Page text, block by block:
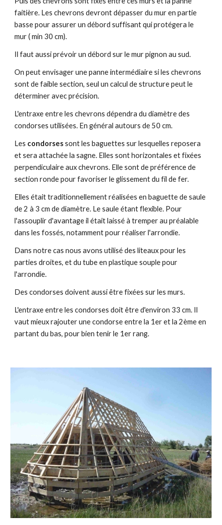
faitière. Les chevrons devront dépasser du mur en partie
basse pour assurer un débord suffisant qui protégera le
mur ( min 30 cm).
Il faut aussi prévoir un débord sur le mur pignon au sud.
On peut envisager une panne intermédiaire si les chevrons
sont de faible section, seul un calcul de structure peut le
déterminer avec précision.
L'entraxe entre les chevrons dépendra du diamètre des
condorses utilisées. En général autours de 50 cm.
Les condorsessont les baguettes sur lesquelles reposera
et sera attachée la sagne. Elles sont horizontales et fixées
perpendiculaire aux chevrons. Elle sont de préférence de
section ronde pour favoriser le glissement du fil de fer.
Elles était traditionnellement réalisées en baguette de saule
de 2 à 3 cm de diamètre. Le saule étant flexible. Pour
l'assouplir d'avantage il était laissé à tremper au préalable
dans les fossés, notamment pour réaliser l'arrondie.
Dans notre cas nous avons utilisé des liteaux pour les
parties droites, et du tube en plastique souple pour
l'arrondie.
Des condorses doivent aussi être fixées sur les murs.
L'entraxe entre les condorses doit être d'environ 33 cm. Il
vaut mieux rajouter une condorse entre la 1er et la 2ème en
partant du bas, pour bien tenir le 1er rang.